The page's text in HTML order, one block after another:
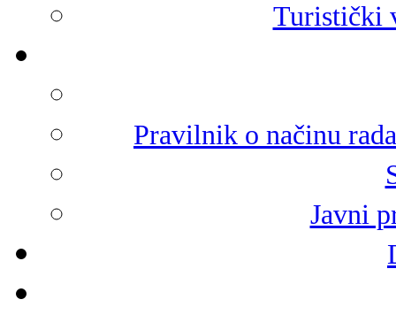
Turistički
Pravilnik o načinu
Javni